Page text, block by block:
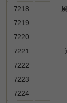
7218
7219
7220
7221
7222
7223
7224